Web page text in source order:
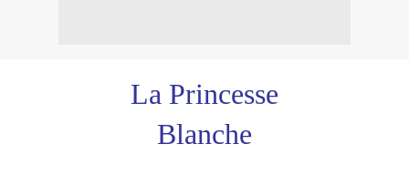
La Princesse
Blanche